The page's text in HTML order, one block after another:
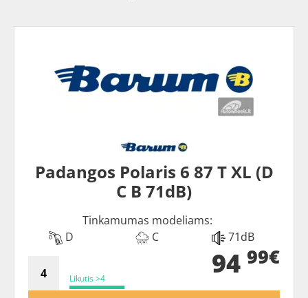
Padangos Polaris 6 87 T XL (D
C B 71dB)
Tinkamumas modeliams:
D
C 71dB
Likutis >4 94 99€